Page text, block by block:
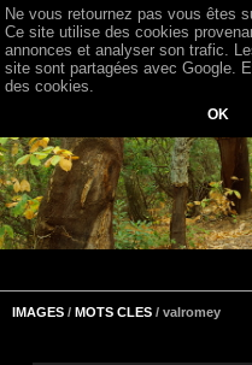
IMAGES / MOTS CLES / valromey
Ne vous retournez pas vous êtes
Ce site utilise des cookies
annonces et analyser son trafic.
site sont partagées avec Google.
des cookies.
OK